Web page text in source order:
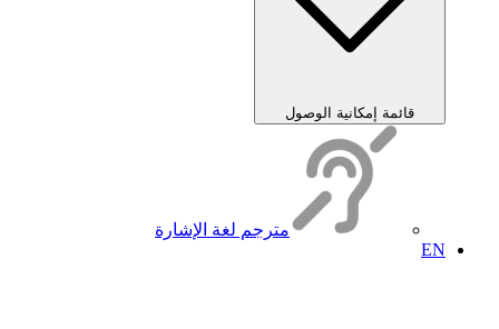
قائمة إمكانية الوصول
مترجم لغة الإشارة
EN